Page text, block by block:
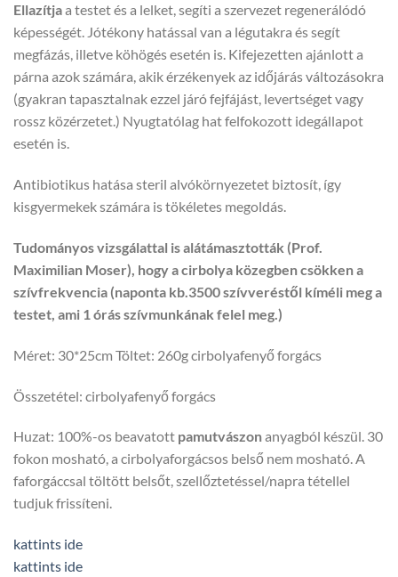
Ellazítjaa testet és a lelket, segíti a szervezet regenerálódó
képességét. Jótékony hatással van a légutakra és segít
megfázás, illetve köhögés esetén is. Kifejezetten ajánlott a
párna azok számára, akik érzékenyek az időjárás változásokra
(gyakran tapasztalnak ezzel járó fejfájást, levertséget vagy
rossz közérzetet.) Nyugtatólag hat felfokozott idegállapot
esetén is.
Antibiotikus hatása steril alvókörnyezetet biztosít, így
kisgyermekek számára is tökéletes megoldás.
Tudományos vizsgálattal is alátámasztották (Prof.
Maximilian Moser), hogy a cirbolya közegben csökken a
szívfrekvencia (naponta kb.3500 szívveréstől kíméli meg a
testet, ami 1 órás szívmunkának felel meg.)
Méret: 30*25cm Töltet: 260g cirbolyafenyő forgács
Összetétel: cirbolyafenyő forgács
Huzat: 100%-os beavatott pamutvászonanyagból készül. 30
fokon mosható, a cirbolyaforgácsos belső nem mosható. A
faforgáccsal töltött belsőt, szellőztetéssel/napra tétellel
tudjuk frissíteni.
kattints ide
kattints ide